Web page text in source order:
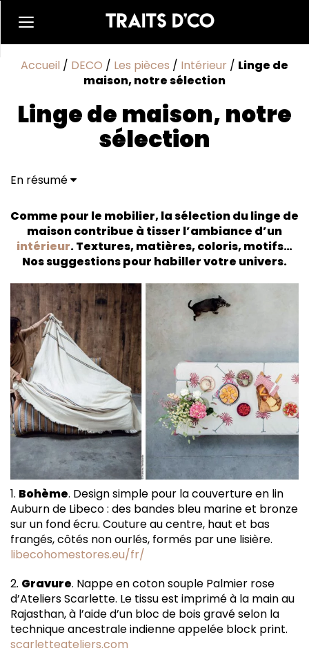
Accueil / DECO / Les pièces / Intérieur / Linge de
maison, notre sélection
Linge de maison, notre
sélection
En résumé
Cousu de fil vert
Inspiration nature
Blanc élégant
Les rayures graphiques flirtent
Avec les carreaux tendance
Comme à l'hôtel
Comme pour le mobilier, la sélection du linge de
maison contribue à tisser l’ambiance d’un
intérieur. Textures, matières, coloris, motifs…
Nos suggestions pour habiller votre univers.
1. Bohème. Design simple pour la couverture en lin
Auburn de Libeco : des bandes bleu marine et bronze
sur un fond écru. Couture au centre, haut et bas
frangés, côtés non ourlés, formés par une lisière.
libecohomestores.eu/fr/
2. Gravure. Nappe en coton souple Palmier rose
d’Ateliers Scarlette. Le tissu est imprimé à la main au
Rajasthan, à l’aide d’un bloc de bois gravé selon la
technique ancestrale indienne appelée block print.
scarletteateliers.com